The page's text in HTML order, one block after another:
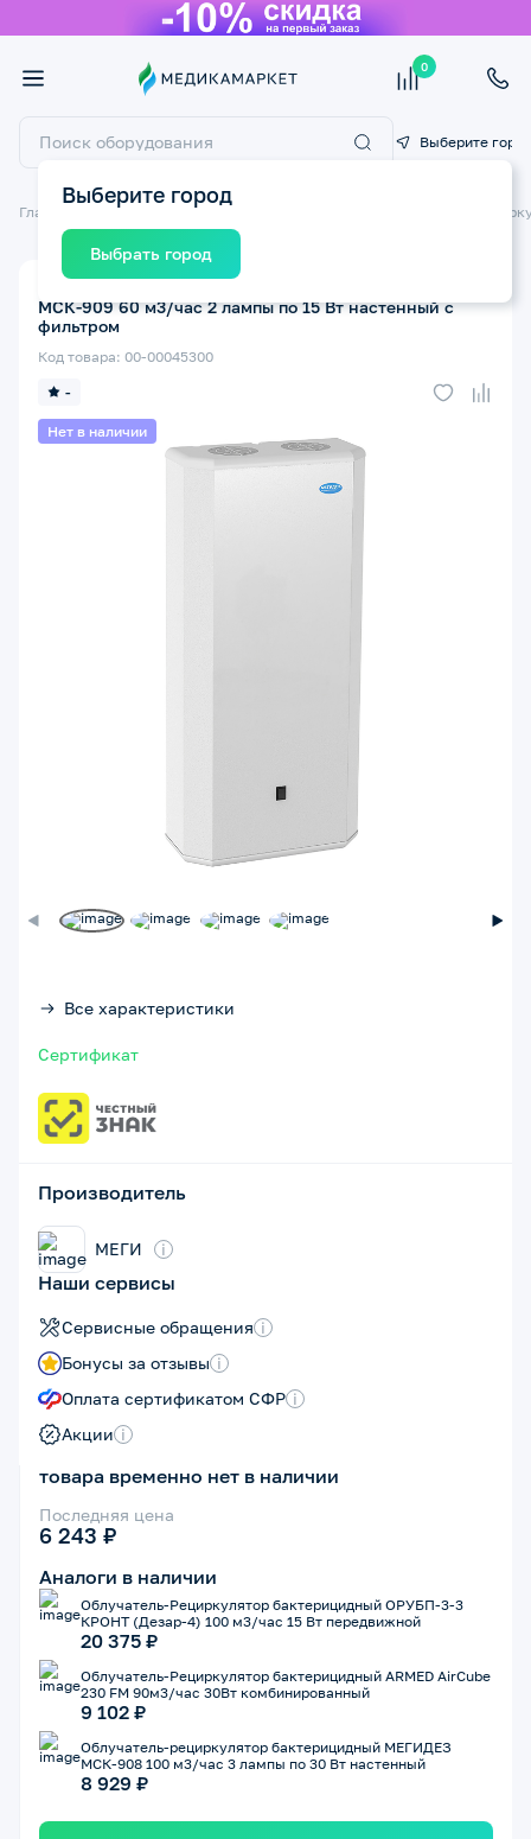
0
Выберите город
Выберите город
Выбрать город
Главная Медицинские приборы Облучатели бактерицидные/
Нет в наличии
-
Код товара: 00-00045300
МСК-909 60 м3/час 2 лампы по 15 Вт настенный с
фильтром
Все характеристики
Сертификат
Производитель
МЕГИ i
Наши сервисы
Сервисные обращения i
Бонусы за отзывы i
Оплата сертификатом СФР i
Акции i
товара временно нет в наличии
Последняя цена
6 243 ₽
Аналоги в наличии
Облучатель-Рециркулятор бактерицидный ОРУБП-3-3
КРОНТ (Дезар-4) 100 м3/час 15 Вт передвижной
20 375 ₽
Облучатель-Рециркулятор бактерицидный ARMED AirCube
230 FM 90м3/час 30Вт комбинированный
9 102 ₽
Облучатель-рециркулятор бактерицидный МЕГИДЕЗ
МСК-908 100 м3/час 3 лампы по 30 Вт настенный
8 929 ₽